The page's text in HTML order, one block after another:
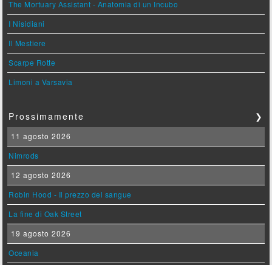
The Mortuary Assistant - Anatomia di un Incubo
I Nisidiani
Il Mestiere
Scarpe Rotte
Limoni a Varsavia
Prossimamente ❯
11 agosto 2026
Nimrods
12 agosto 2026
Robin Hood - Il prezzo del sangue
La fine di Oak Street
19 agosto 2026
Oceania